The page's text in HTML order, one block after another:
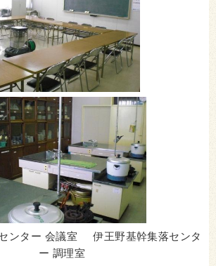
ンター 会議室 伊王野基幹集落センタ
ー 調理室